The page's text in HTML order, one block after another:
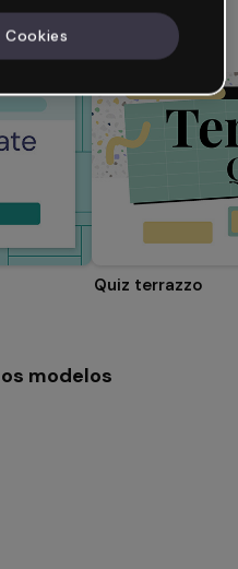
Quiz terrazzo
modelos